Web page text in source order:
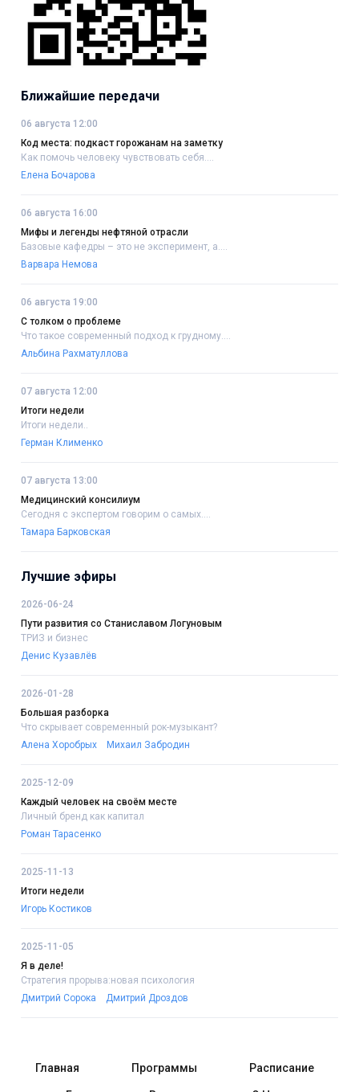
Ближайшие передачи
06 августа 12:00
Код места: подкаст горожанам на заметку
Как помочь человеку чувствовать себя....
Елена Бочарова
06 августа 16:00
Мифы и легенды нефтяной отрасли
Базовые кафедры – это не эксперимент, а....
Варвара Немова
06 августа 19:00
С толком о проблеме
Что такое современный подход к грудному....
Альбина Рахматуллова
07 августа 12:00
Итоги недели
Итоги недели..
Герман Клименко
07 августа 13:00
Медицинский консилиум
Сегодня с экспертом говорим о самых....
Тамара Барковская
Лучшие эфиры
2026-06-24
Пути развития со Станиславом Логуновым
ТРИЗ и бизнес
Денис Кузавлёв
2026-01-28
Большая разборка
Что скрывает современный рок-музыкант?
Алена Хоробрых
Михаил Забродин
2025-12-09
Каждый человек на своём месте
Личный бренд как капитал
Роман Тарасенко
2025-11-13
Итоги недели
Игорь Костиков
2025-11-05
Я в деле!
Стратегия прорыва:новая психология
Дмитрий Сорока
Дмитрий Дроздов
Главная Программы Расписание